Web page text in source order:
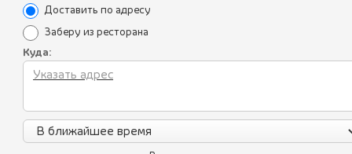
Доставить по адресу
Заберу из ресторана
Куда: